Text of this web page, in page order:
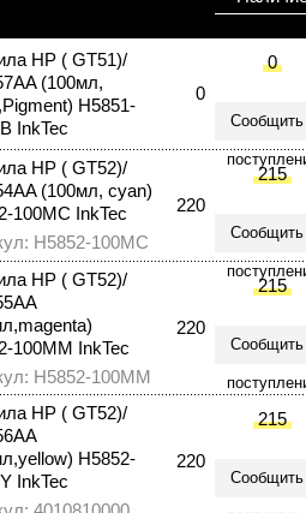
HP ( GT51)/
(100мл,
Н5851-
InkTec
0
0
Сообщить
HP ( GT52)/
(100мл, cyan)
100MC InkTec
Н5852-100MC
220
215
Сообщить
HP ( GT52)/
100MM InkTec
H5852-100MM
220
215
Сообщить
HP ( GT52)/
H5852-
InkTec
220
215
Сообщить